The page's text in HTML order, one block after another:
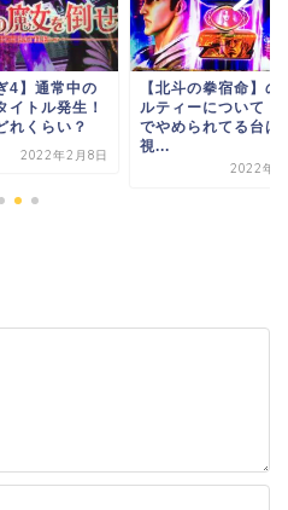
4】通常中の
イトル発生！
れくらい？
2022年2月8日
【北斗の拳宿命】の
ルティーについて！
でやめられてる台は
視...
2022年3